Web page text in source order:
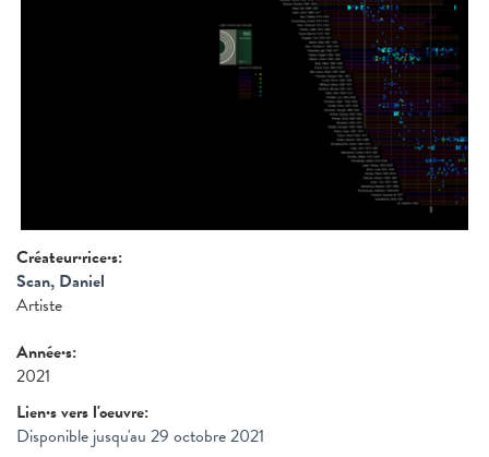
Créateur·rice·s:
Scan, Daniel
Artiste
Année·s:
2021
Lien·s vers l'oeuvre:
Disponible jusqu'au 29 octobre 2021